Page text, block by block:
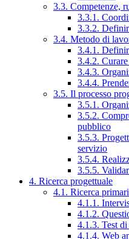
3.3. Competenze,
3.3.1.
3.3.2.
3.4. Metodo di
3.4.1.
3.4.2.
3.4.3.
3.4.4.
3.5. Il processo
3.5.1.
3.5.2.
pubblico
3.5.3.
servizio
3.5.4.
3.5.5.
4. Ricerca progettuale
4.1. Ricerca
4.1.1.
4.1.2.
4.1.3. Test
4.1.4. Web